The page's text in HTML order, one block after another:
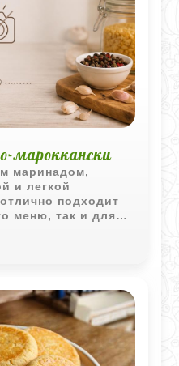
мароккански
маринадом,
и легкой
подходит
меню, так и для
кинзы и
блюдо